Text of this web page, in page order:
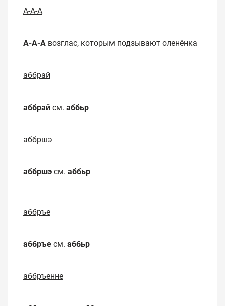
А-А-А
А-А-А возглас, которым подзывают оленёнка
аббрай
аббрай см. аббьр
аббршэ
аббршэ см. аббьр
аббръе
аббръе см. аббьр
аббръенне